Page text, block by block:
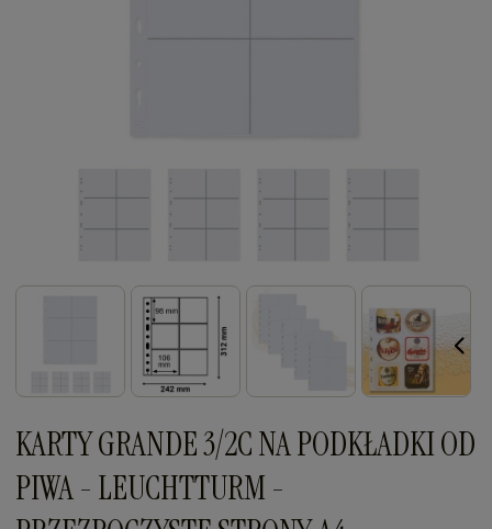
KARTY GRANDE 3/2C NA PODKŁADKI OD
PIWA - LEUCHTTURM -